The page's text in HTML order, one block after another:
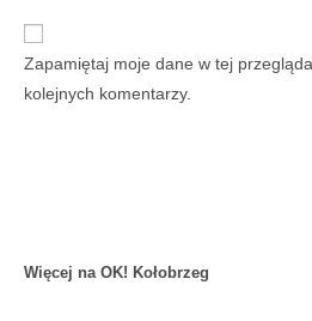
Zapamiętaj moje dane w tej
kolejnych komentarzy.
Więcej na OK! Kołobrzeg